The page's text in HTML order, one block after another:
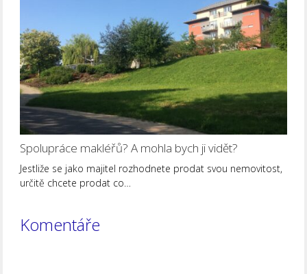
Spolupráce makléřů? A mohla bych ji vidět?
Jestliže se jako majitel rozhodnete prodat svou nemovitost,
určitě chcete prodat co…
Komentáře